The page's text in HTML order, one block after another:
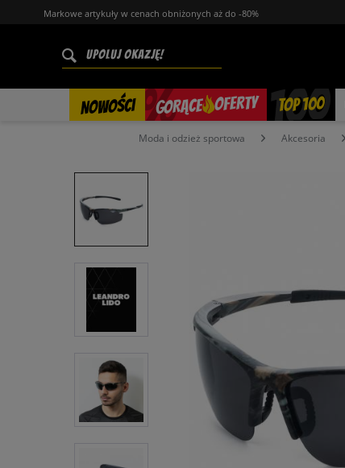
Markowe artykuły w cenach obniżonych aż do -80%
NOWOŚCI GORĄCE OFERTY
% TOP 100
Moda i odzież sportowa Akcesoria